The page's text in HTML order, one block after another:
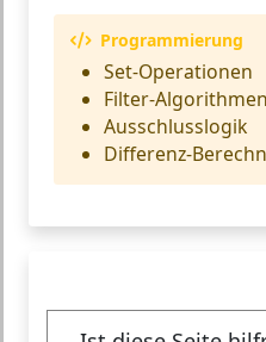
Programmierung
Set-Operationen
Filter-Algorithmen
Ausschlusslogik
Differenz-